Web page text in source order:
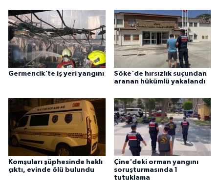
Germencik'te iş yeri yangını
Söke'de hırsızlık suçundan
aranan hükümlü yakalandı
Komşuları şüphesinde haklı
çıktı, evinde ölü bulundu
Çine'deki orman yangını
soruşturmasında 1
tutuklama